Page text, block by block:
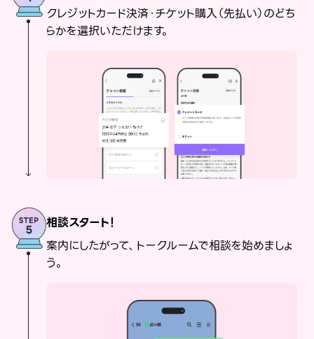
クレジットカード決済・チケット購入（先払い）のどち
らかを選択いただけます。
相談スタート！
案内にしたがって、トークルームで相談を始めましょ
う。